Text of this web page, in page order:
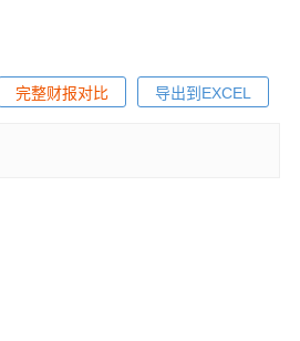
导出到EXCEL
完整财报对比